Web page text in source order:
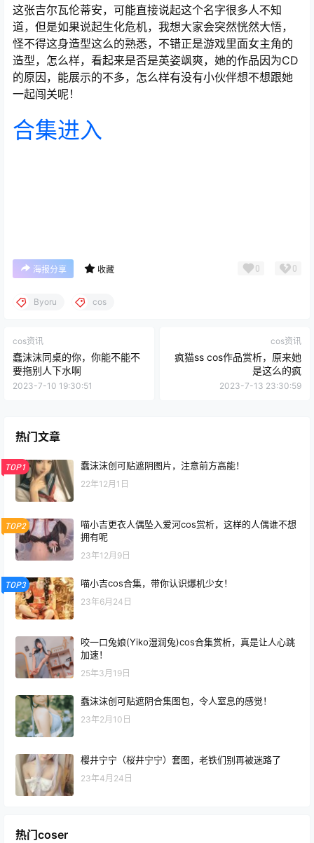
这张吉尔瓦伦蒂安，可能直接说起这个名字很多人不知
道，但是如果说起生化危机，我想大家会突然恍然大悟，
怪不得这身造型这么的熟悉，不错正是游戏里面女主角的
造型，怎么样，看起来是否是英姿飒爽，她的作品因为CD
的原因，能展示的不多，怎么样有没有小伙伴想不想跟她
一起闯关呢！
合集进入
海报分享 收藏 0 0
Byoru cos
cos资讯
蠢沫沫同桌的你，你能不能不
要拖别人下水啊
2023-7-10 19:30:51
cos资讯
疯猫ss cos作品赏析，原来她
是这么的疯
2023-7-13 23:30:59
热门文章
TOP1 蠢沫沫创可贴遮阴图片，注意前方高能！
22年12月1日
TOP2
喵小吉更衣人偶坠入爱河cos赏析，这样的人偶谁不想
拥有呢
23年12月9日
TOP3 喵小吉cos合集，带你认识爆机少女！
23年6月24日
咬一口兔娘(Yiko湿润兔)cos合集赏析，真是让人心跳
加速！
25年3月19日
蠢沫沫创可贴遮阴合集图包，令人窒息的感觉！
23年2月10日
樱井宁宁（桜井宁宁）套图，老铁们别再被迷路了
23年4月24日
热门coser